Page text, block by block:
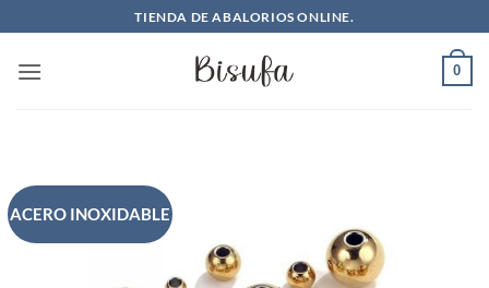
al
contenido
TIENDA DE ABALORIOS ONLINE.
0
ACERO INOXIDABLE